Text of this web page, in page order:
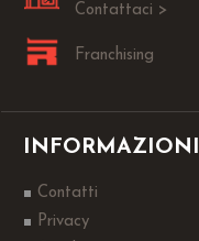
Contattaci >
Franchising
INFORMAZIONI
Contatti
Privacy